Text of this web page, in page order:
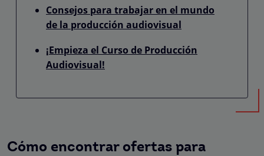
Consejos para trabajar en el mundo
de la producción audiovisual
¡Empieza el Curso de Producción
Audiovisual!
Cómo encontrar ofertas para